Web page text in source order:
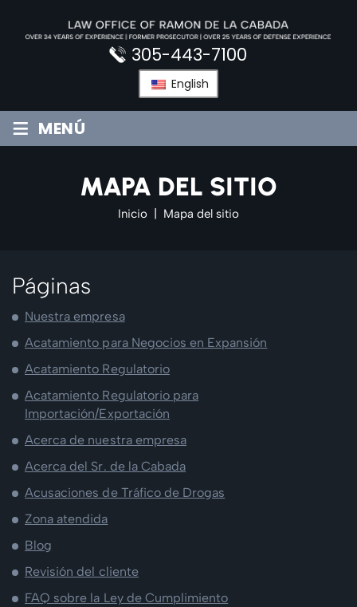
305-443-7100
English
≡ MENÚ
MAPA DEL SITIO
Inicio Mapa del sitio
Páginas
Nuestra empresa
Acatamiento para Negocios en Expansión
Acatamiento Regulatorio
Acatamiento Regulatorio para
Importación/Exportación
Acerca de nuestra empresa
Acerca del Sr. de la Cabada
Acusaciones de Tráfico de Drogas
Zona atendida
Blog
Revisión del cliente
FAQ sobre la Ley de Cumplimiento